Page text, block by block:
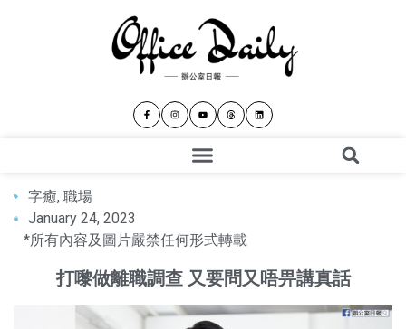
字癒, 職場
January 24, 2023
*所有內容及圖片嚴禁任何形式轉載
打嚟做離職調查 又要問又唔畀講真話